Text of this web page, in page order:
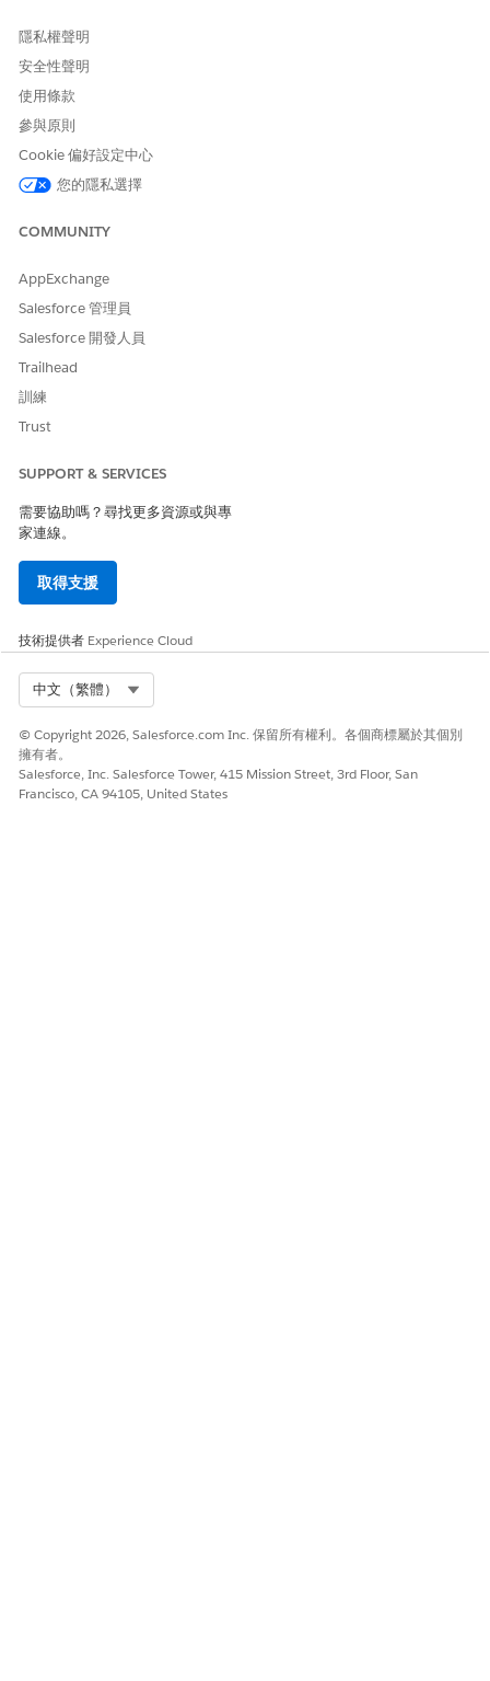
Builder 中建立流程以包含自訂邏輯,例如經理批准或自動履行。
整合
此範本不包含入門或履行的任何預先設定整合。使用 Flow Builder
建立具有連結的自訂流程,這些連結會定義要求的方式。
隱私權聲明
安全性聲明
使用條款
參與原則
Cookie 偏好設定中心
您的隱私選擇
COMMUNITY
AppExchange
Salesforce 管理員
Salesforce 開發人員
Trailhead
訓練
Trust
SUPPORT & SERVICES
需要協助嗎？尋找更多資源或與專
家連線。
取得支援
技術提供者 Experience Cloud
中文（繁體）
© Copyright 2026, Salesforce.com Inc. 保留所有權利。各個商標屬於其個別
擁有者。
Salesforce, Inc. Salesforce Tower, 415 Mission Street, 3rd Floor, San
Francisco, CA 94105, United States